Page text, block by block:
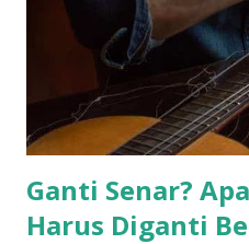
Ganti Senar?
Harus Diganti